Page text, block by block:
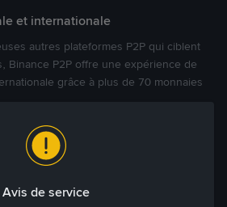
et internationale
autres plateformes P2P qui ciblent
Binance P2P offre une expérience de
grâce à plus de 70 monnaies
une plateforme sécurisée pour la
Avis de service